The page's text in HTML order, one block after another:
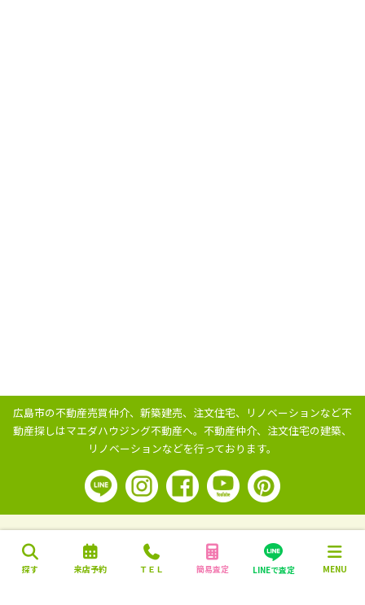
探す 来店予約 ＴＥＬ 簡易査定 LINEで査定 MENU
広島市の不動産売買仲介、新築建売、注文住宅、リノベーションなど不
動産探しはマエダハウジング不動産へ。 不動産仲介、注文住宅の建築、
リノベーションなどを行っております。